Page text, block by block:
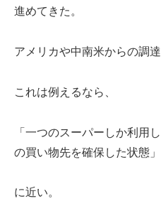
進めてきた。
アメリカや中南米からの調
これは例えるなら、
「一つのスーパーしか利用
の買い物先を確保した状態」
に近い。